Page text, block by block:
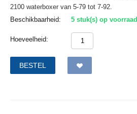
2100 waterboxer van 5-79 tot 7-92.
Beschikbaarheid:
5 stuk(s) op voorraad
Hoeveelheid:
BESTEL